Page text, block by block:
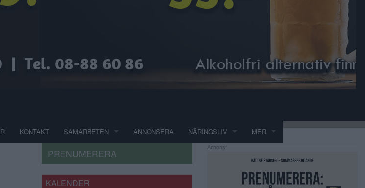
KONTAKT SAMARBETEN ANNONSERA NÄRINGSLIV MER
PRENUMERERA
KALENDER
Annons: